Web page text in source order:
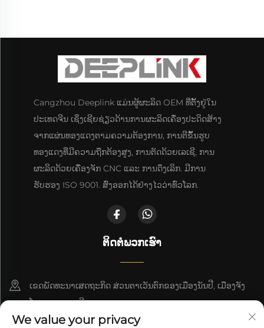
Cangzhou Deeplink ແມ່ນຜູ້ຜະລິດ OEM ທີ່ຕັ້ງຢູ່ໃນ
ປະເທດຈີນ ເຊິ່ງເຊີຍຊ່ຽວດ້ານການຜະລິດເຄື່ອງປະດິດສ້າງ
ຈາກແຜ່ນທອງແດງຕາມຄວາມຕ້ອງການ, ການຕີຂຶ້ນຮູບ
ທອງແດງທີ່ມີຄວາມຖືກຕ້ອງສູງ, ການຕັດດ້ວຍເລເຊີ, ການ
ຜະລິດດ້ວຍເຄື່ອງຈັກ CNC ແລະ ການດຶງເລິກ. ມີການ
ຮັບຮອງ ISO 9001. ສົ່ງອອກໄດ້ຢ່າງໄວວ່າທົ່ວໂລກ.
ຕິດຕໍ່ພວກເຮົາ
ເຂດພັດທະນາເສດຖະກິດ ສ່ວນຕາເວັນຕົກຂອງເມືອງນັນປີ, ເມືອງຈັງ
ໂຈວ, ແຂວງເຫຫີ
We value your privacy